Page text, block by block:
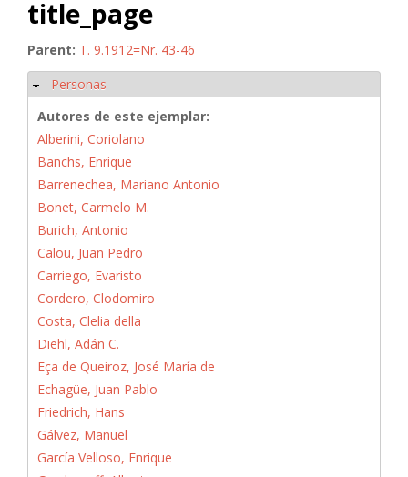
title_page
Parent: T. 9.1912=Nr. 43-46
Ocultar
Personas
Autores de este ejemplar:
Alberini, Coriolano
Banchs, Enrique
Barrenechea, Mariano Antonio
Bonet, Carmelo M.
Burich, Antonio
Calou, Juan Pedro
Carriego, Evaristo
Cordero, Clodomiro
Costa, Clelia della
Diehl, Adán C.
Eça de Queiroz, José María de
Echagüe, Juan Pablo
Friedrich, Hans
Gálvez, Manuel
García Velloso, Enrique